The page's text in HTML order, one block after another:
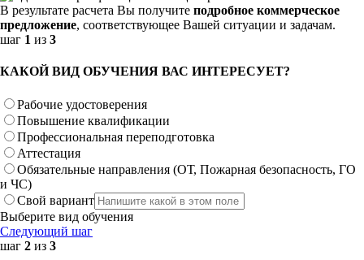
В результате расчета Вы получите подробное коммерческое
предложение, соответствующее Вашей ситуации и задачам.
шаг 1 из 3
КАКОЙ ВИД ОБУЧЕНИЯ ВАС ИНТЕРЕСУЕТ?
Рабочие удостоверения
Повышение квалификации
Профессиональная переподготовка
Аттестация
Обязательные направления (ОТ, Пожарная безопасность, ГО
и ЧС)
Свой вариант
Выберите вид обучения
Следующий шаг
шаг 2 из 3